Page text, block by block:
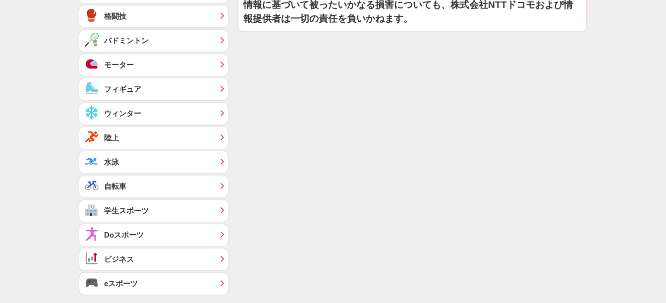
情報に基づいて被ったいかなる損害についても、株式会社NTTドコモおよび情
報提供者は一切の責任を負いかねます。
格闘技
バドミントン
モーター
フィギュア
ウィンター
陸上
水泳
自転車
学生スポーツ
Doスポーツ
ビジネス
eスポーツ